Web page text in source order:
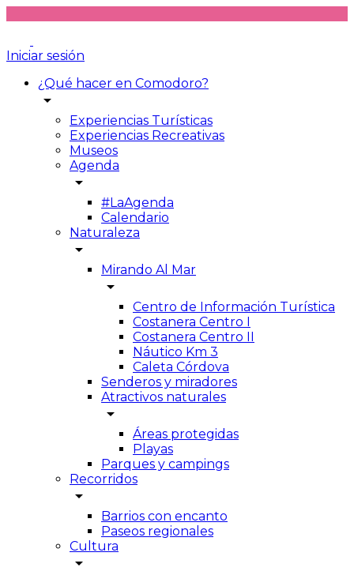
Iniciar sesión
¿Qué hacer en Comodoro?
arrow_drop_down
Experiencias Turísticas
Experiencias Recreativas
Museos
Agenda
arrow_drop_down
#LaAgenda
Calendario
Naturaleza
arrow_drop_down
Mirando Al Mar
arrow_drop_down
Centro de Información Turística
Costanera Centro I
Costanera Centro II
Náutico Km 3
Caleta Córdova
Senderos y miradores
Atractivos naturales
arrow_drop_down
Áreas protegidas
Playas
Parques y campings
Recorridos
arrow_drop_down
Barrios con encanto
Paseos regionales
Cultura
arrow_drop_down